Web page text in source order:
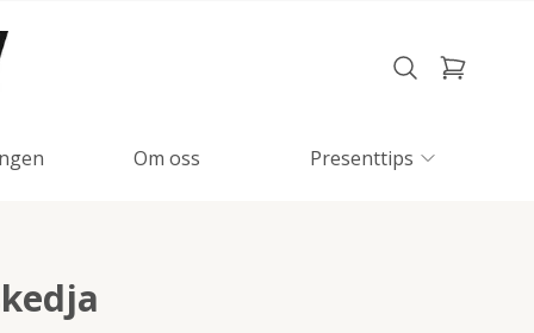
Om oss Presenttips